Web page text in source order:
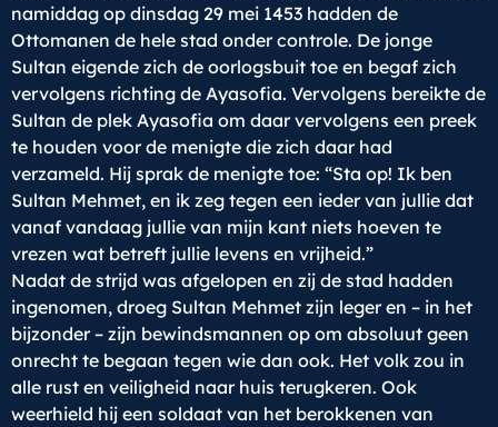
namiddag op dinsdag 29 mei 1453 hadden de
Ottomanen de hele stad onder controle. De jonge
Sultan eigende zich de oorlogsbuit toe en begaf zich
vervolgens richting de Ayasofia. Vervolgens bereikte de
Sultan de plek Ayasofia om daar vervolgens een preek
te houden voor de menigte die zich daar had
verzameld. Hij sprak de menigte toe: “Sta op! Ik ben
Sultan Mehmet, en ik zeg tegen een ieder van jullie dat
vanaf vandaag jullie van mijn kant niets hoeven te
vrezen wat betreft jullie levens en vrijheid.”
Nadat de strijd was afgelopen en zij de stad hadden
ingenomen, droeg Sultan Mehmet zijn leger en – in het
bijzonder – zijn bewindsmannen op om absoluut geen
onrecht te begaan tegen wie dan ook. Het volk zou in
alle rust en veiligheid naar huis terugkeren. Ook
weerhield hij een soldaat van het berokkenen van